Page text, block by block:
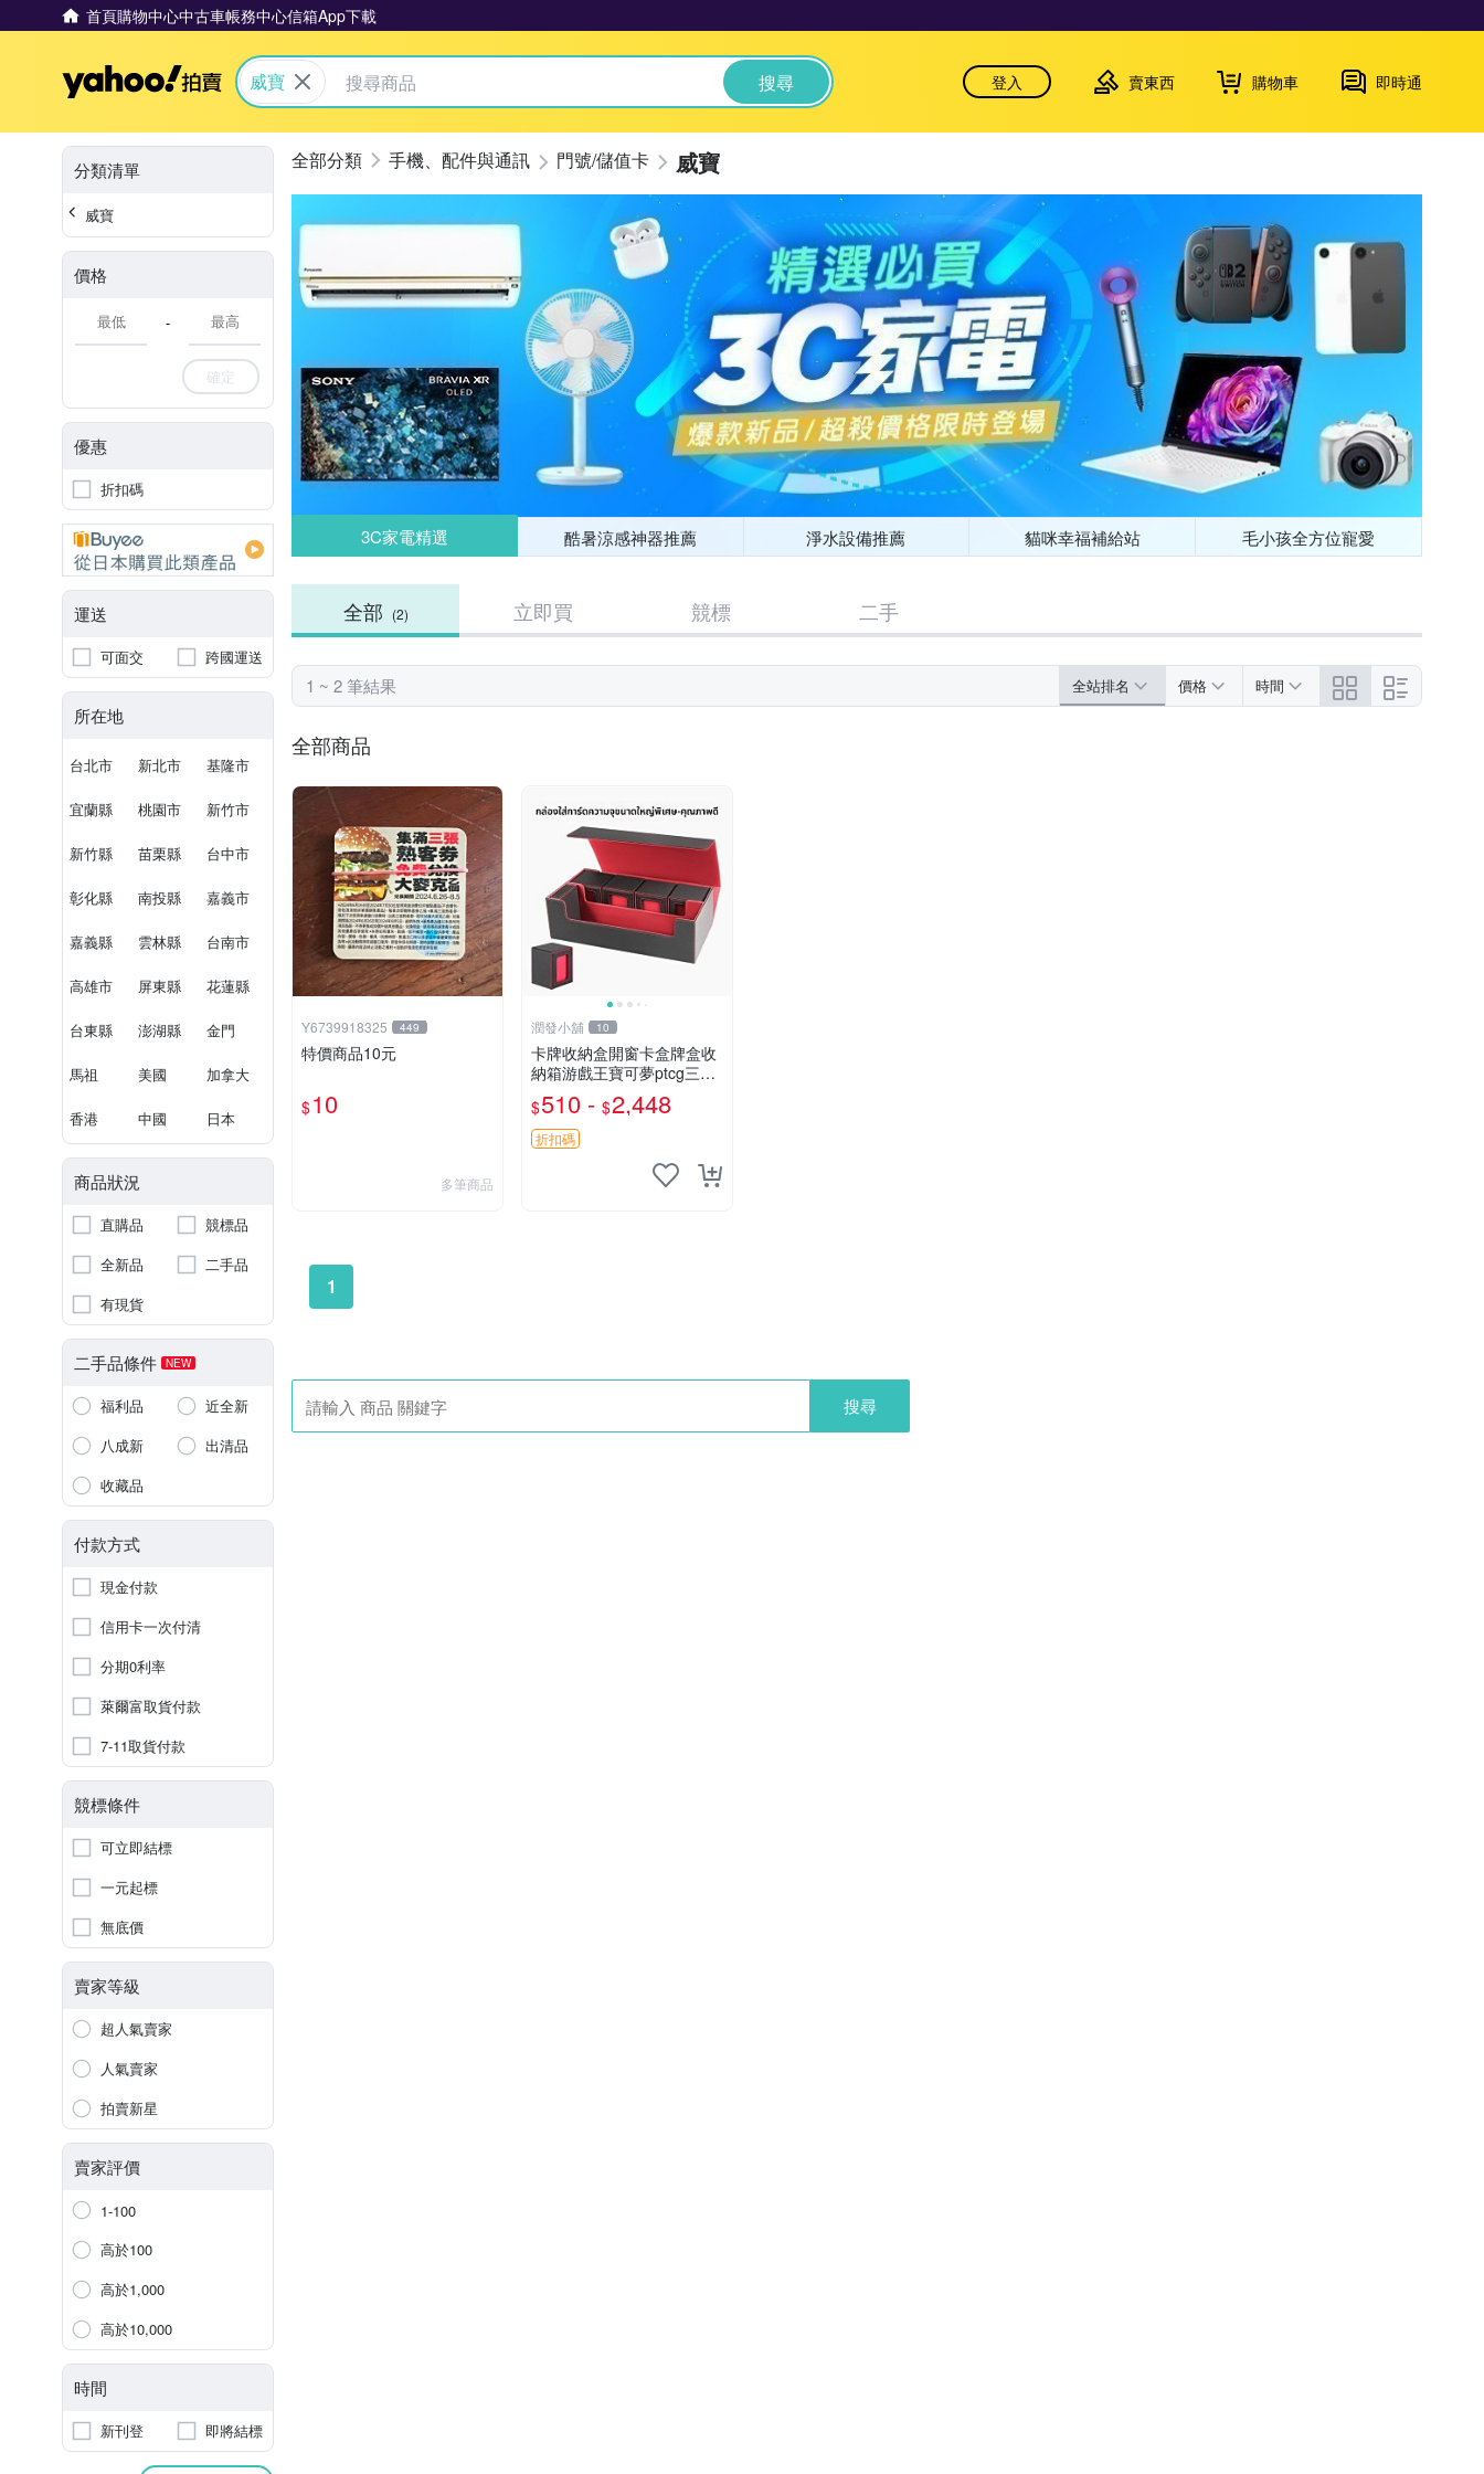
首頁購物中心中古車帳務中心信箱App下載
Yahoo拍賣
威寶 搜尋 登入 賣東西 購物車 即時通
分類清單
威寶
價格
-
確定
優惠
折扣碼
運送
可面交 跨國運送
所在地
台北市 新北市 基隆市
宜蘭縣 桃園市 新竹市
新竹縣 苗栗縣 台中市
彰化縣 南投縣 嘉義市
嘉義縣 雲林縣 台南市
高雄市 屏東縣 花蓮縣
台東縣 澎湖縣 金門
馬祖 美國 加拿大
香港 中國 日本
商品狀況
直購品
競標品
全新品
二手品
有現貨
二手品條件 NEW
福利品
近全新
八成新
出清品
收藏品
付款方式
現金付款
信用卡一次付清
分期0利率
萊爾富取貨付款
7-11取貨付款
競標條件
可立即結標
一元起標
無底價
賣家等級
超人氣賣家
人氣賣家
拍賣新星
賣家評價
1-100
高於100
高於1,000
高於10,000
時間
新刊登 即將結標
手機、配件與通訊 門號/儲值卡 威寶
3C家電精選 酷暑涼感神器推薦 淨水設備推薦 貓咪幸福補給站 毛小孩全方位寵愛
全部 (2) 立即買 競標 二手
1 ~ 2 筆結果 全站排名 價格 時間
全部商品
Y6739918325 449
特價商品10元
$10
多筆商品
潤發小舖 10
卡牌收納盒開窗卡盒牌盒收
納箱游戲王寶可夢ptcg三國
殺海賊王dtcg
$510 - $2,448
折扣碼
1
搜尋